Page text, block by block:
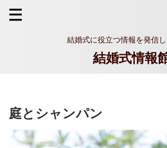
結婚式に役立つ情報を発信
結婚式情報
庭とシャンパン